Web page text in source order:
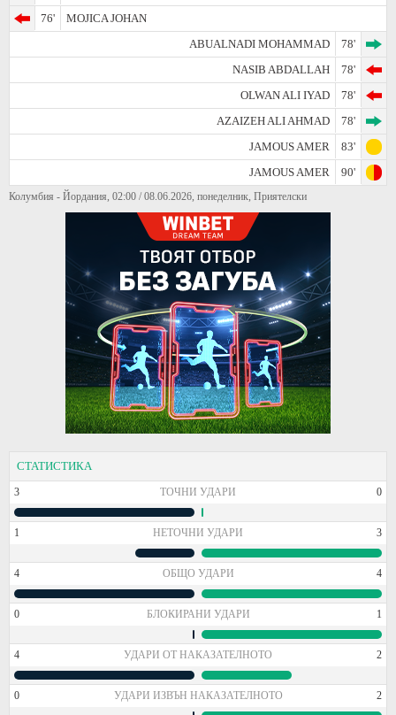
76'
MOJICA JOHAN
ABUALNADI MOHAMMAD
78'
NASIB ABDALLAH
78'
OLWAN ALI IYAD
78'
AZAIZEH ALI AHMAD
78'
JAMOUS AMER
83'
JAMOUS AMER
90'
Колумбия - Йордания, 02:00 / 08.06.2026, понеделник, Приятелски
СТАТИСТИКА
3 ТОЧНИ УДАРИ 0
1 НЕТОЧНИ УДАРИ 3
4 ОБЩО УДАРИ 4
0 БЛОКИРАНИ УДАРИ 1
4 УДАРИ ОТ НАКАЗАТЕЛНОТО 2
0 УДАРИ ИЗВЪН НАКАЗАТЕЛНОТО 2